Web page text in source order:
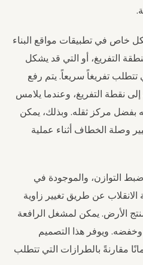
خاص في تطبيقات مواقع البناء
التفريغ، أو التي قد يشكل
تتطلب تفريغاً سريعاً. يتم رفع
إلى نقطة التفريغ، وعندما يلامس
مركز ثقله. وبذلك، يمكن
وصلة الخطاف أثناء عملية
التوازن، والموجودة في
الانقلاب عن طريق تغيير زاوية
الأرض. يمكن لمشغل الرافعة
وخفضه. ويوفر هذا التصميم
مقارنةً بالطرازات التي تتطلب